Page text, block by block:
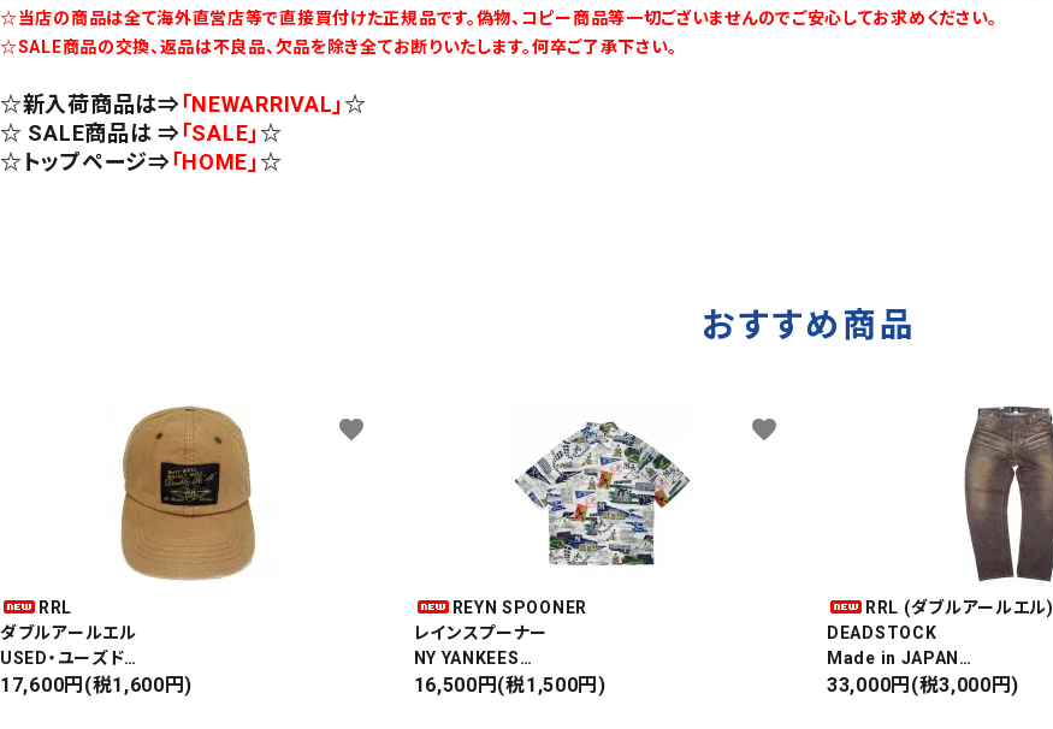
☆当店の商品は全て海外直営店等で直接買付けた正規品です。偽物、コピー商品等一切ございませんのでご安心してお求めください。
☆SALE商品の交換、返品は不良品、欠品を除き全てお断りいたします。何卒ご了承下さい。
☆新入荷商品は⇒「NEWARRIVAL」☆
☆ SALE商品は ⇒「SALE」☆
☆トップページ⇒「HOME」☆
おすすめ商品
RRL
ダブルアールエル
USED・ユーズド
6PANEL CAP
17,600円(税1,600円)
favorite
REYN SPOONER
レインスプーナー
NY YANKEES
ニューヨークヤンキース
16,500円(税1,500円)
favorite
RRL (ダブルアールエル)
DEADSTOCK
Made in JAPAN
DAMAGE DENIM PANTS
33,000円(税3,000円)